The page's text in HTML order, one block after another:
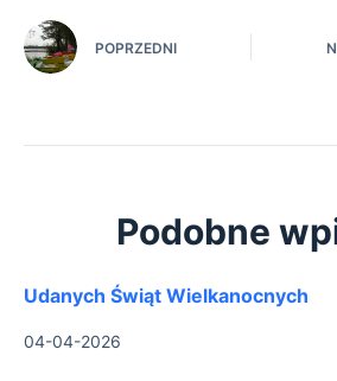
POPRZEDNI
Podobne
Udanych Świąt Wielkanocnych
04-04-2026